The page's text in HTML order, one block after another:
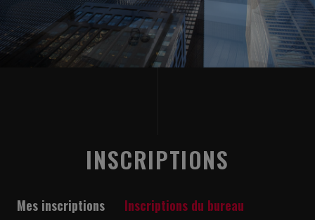
INSCRIPTIONS
Mes inscriptions Inscriptions du bureau